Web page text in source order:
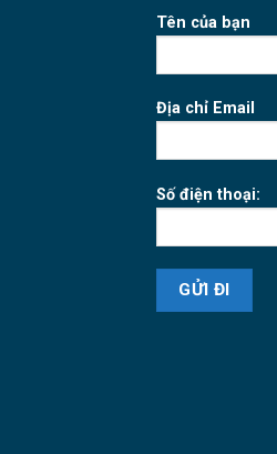
Tên của bạn
Địa chỉ Email
Số điện thoại: